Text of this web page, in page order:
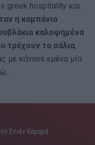
greek hospitality και
η καμπάνια
καλοψημένα
τρέχουν τα σάλια,
με κάνανε εμένα μία
Ετιέν Καμαρά